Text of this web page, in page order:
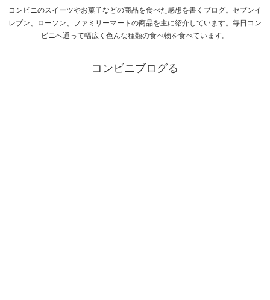
コンビニのスイーツやお菓子などの商品を食べた感想を書くブログ。セブンイ
レブン、ローソン、ファミリーマートの商品を主に紹介しています。毎日コン
ビニへ通って幅広く色んな種類の食べ物を食べています。
コンビニブログる